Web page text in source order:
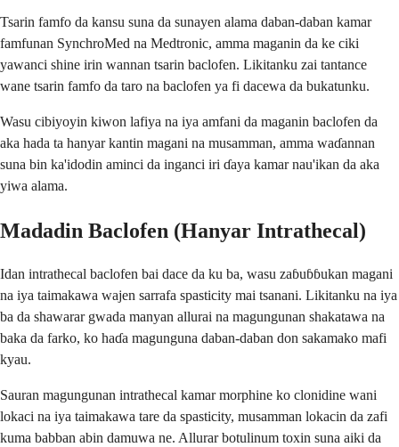
Tsarin famfo da kansu suna da sunayen alama daban-daban kamar
famfunan SynchroMed na Medtronic, amma maganin da ke ciki
yawanci shine irin wannan tsarin baclofen. Likitanku zai tantance
wane tsarin famfo da taro na baclofen ya fi dacewa da bukatunku.
Wasu cibiyoyin kiwon lafiya na iya amfani da maganin baclofen da
aka hada ta hanyar kantin magani na musamman, amma waɗannan
suna bin ka'idodin aminci da inganci iri ɗaya kamar nau'ikan da aka
yiwa alama.
Madadin Baclofen (Hanyar Intrathecal)
Idan intrathecal baclofen bai dace da ku ba, wasu zaɓuɓɓukan magani
na iya taimakawa wajen sarrafa spasticity mai tsanani. Likitanku na iya
ba da shawarar gwada manyan allurai na magungunan shakatawa na
baka da farko, ko haɗa magunguna daban-daban don sakamako mafi
kyau.
Sauran magungunan intrathecal kamar morphine ko clonidine wani
lokaci na iya taimakawa tare da spasticity, musamman lokacin da zafi
kuma babban abin damuwa ne. Allurar botulinum toxin suna aiki da